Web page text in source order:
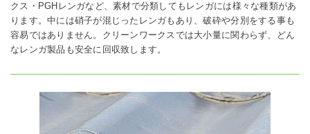
クス・PGHレンガなど、素材で分類してもレンガには様々な種類があ
ります。中には硝子が混じったレンガもあり、破砕や分別をする事も
容易ではありません。クリーンワークスでは大小量に関わらず、どん
なレンガ製品も安全に回収致します。